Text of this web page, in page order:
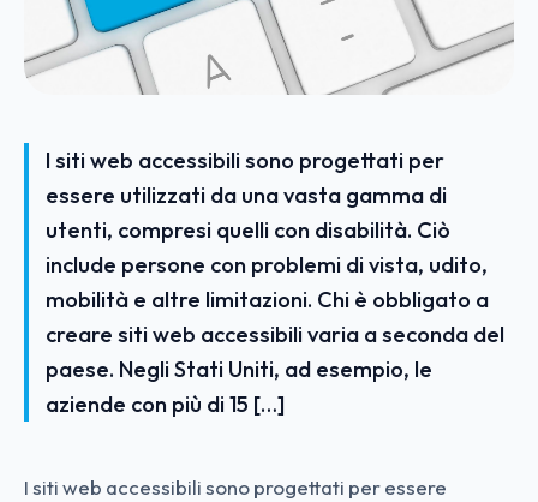
I siti web accessibili sono progettati per
essere utilizzati da una vasta gamma di
utenti, compresi quelli con disabilità. Ciò
include persone con problemi di vista, udito,
mobilità e altre limitazioni. Chi è obbligato a
creare siti web accessibili varia a seconda del
paese. Negli Stati Uniti, ad esempio, le
aziende con più di 15 […]
I siti web accessibili sono progettati per essere